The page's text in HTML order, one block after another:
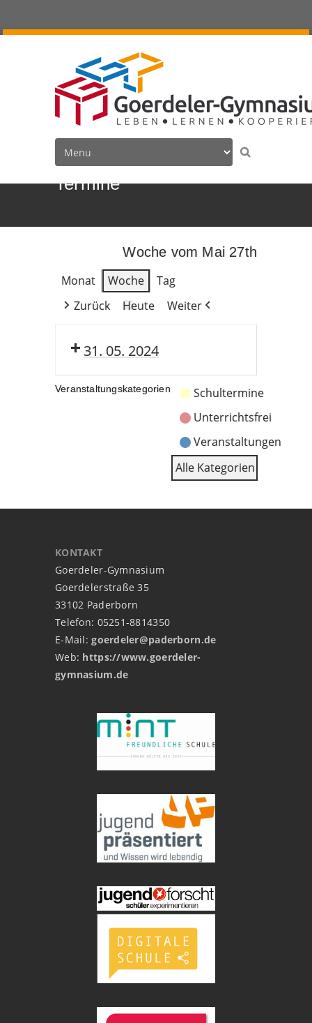
Termine
Woche vom Mai 27th
Monat
Woche
Tag
Zurück
Heute Weiter
31. 05. 2024
Veranstaltungskategorien
Schultermine
Unterrichtsfrei
Veranstaltungen
Alle Kategorien
KONTAKT
Goerdeler-Gymnasium
Goerdelerstraße 35
33102 Paderborn
Telefon: 05251-8814350
E-Mail:goerdeler@paderborn.de
Web: https://www.goerdeler-
gymnasium.de